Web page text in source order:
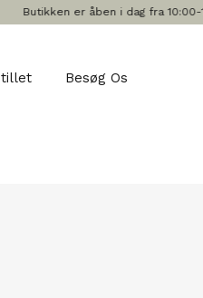
Butikken er åben i dag fra 10:00-15:30
Besøg Os